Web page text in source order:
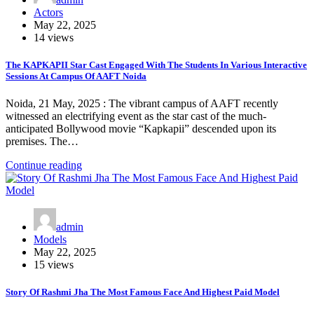
Actors
May 22, 2025
14 views
The KAPKAPII Star Cast Engaged With The Students In Various Interactive
Sessions At Campus Of AAFT Noida
Noida, 21 May, 2025 : The vibrant campus of AAFT recently
witnessed an electrifying event as the star cast of the much-
anticipated Bollywood movie “Kapkapii” descended upon its
premises. The…
Continue reading
admin
Models
May 22, 2025
15 views
Story Of Rashmi Jha The Most Famous Face And Highest Paid Model